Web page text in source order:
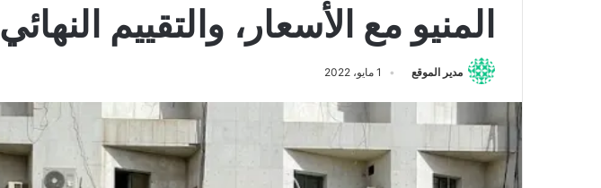
المنيو مع الأسعار، والتقييم النهائي
مدير الموقع 1 مايو، 2022